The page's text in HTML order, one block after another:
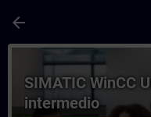
arrow_back
Cursus -
SIMATIC WinCC
intermedio